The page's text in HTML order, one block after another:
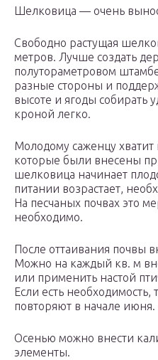
Шелковица — очень
Свободно растущая
метров. Лучше создать
полутораметровом
разные стороны и
высоте и ягоды собирать
кроной легко.
Молодому саженцу хватит
которые были внесены
шелковица начинает
питании возрастает,
На песчаных почвах это
необходимо.
После оттаивания почвы
Можно на каждый кв. м
или применить настой
Если есть
повторяют в начале июня.
Осенью можно внести
элементы.